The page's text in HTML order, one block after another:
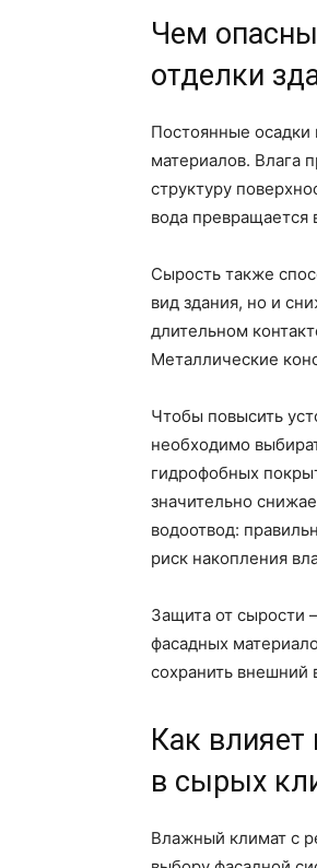
Чем
отделки
Постоянные осадки
материалов. Влага
структуру
вода превращается
Сырость также
вид здания, но и
длительном
Металлические
Чтобы повысить
необходимо
гидрофобных
значительно
водоотвод:
риск накопления
Защита от сырости
фасадных
сохранить внешний
Как влияет
в сырых
Влажный климат с